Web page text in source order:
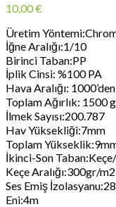
10,00€
Üretim
İğne Aralığı:1/10
Birinci Taban:PP
İplik Cinsi: %100 PA
Hava Aralığı:
Toplam Ağırlık: 1500
İlmek Sayısı:200.787
Hav Yüksekliği:7mm
Toplam
İkinci-Son
Keçe Aralığı:300gr/m2
Ses Emiş
Eni:4m